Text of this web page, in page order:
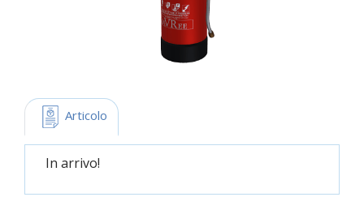
Articolo
In arrivo!